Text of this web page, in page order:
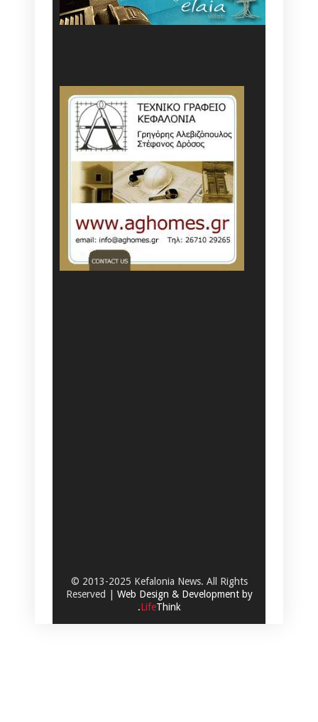
© 2013-2025 Kefalonia News. All Rights
Reserved | Web Design & Development by
.LifeThink